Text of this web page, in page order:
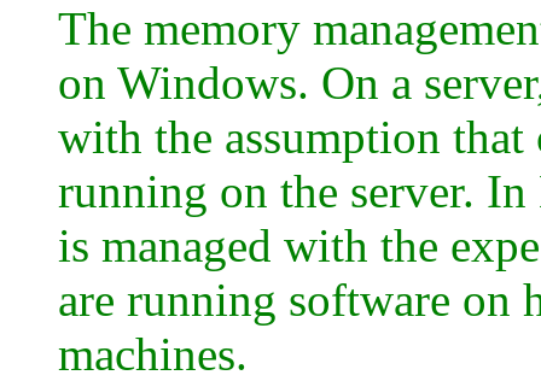
The memory
on Windows. On a
with the assumption
running on the server.
is managed with the
are running software
machines.